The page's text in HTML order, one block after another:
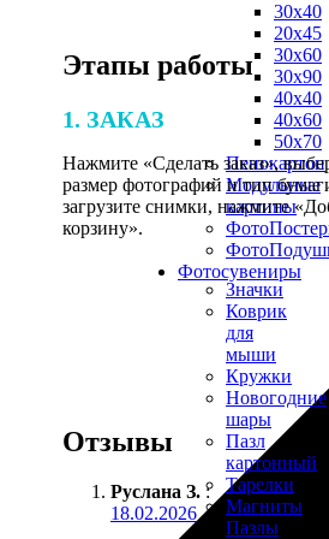
30х40
20х45
30х60
30х90
40х40
40х60
50х70
Пенокартон
Модульные
картины
Фотоcувениры
Значки
Коврик
для
мыши
Кружки
Новогодние
шары
Пазл
картонный
Тарелки
Магниты
Пазлы
Этапы работы
1. ЗАКАЗ
Нажмите «Сделать заказ»,
размер фотографий и тип
загрузите снимки, нажмите
корзину».
Отзывы
Руслана З. :
18.02.2026